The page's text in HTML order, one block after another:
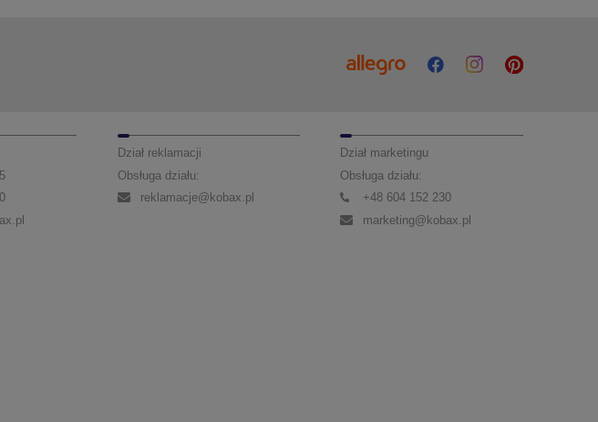
Dział reklamacji
Obsługa działu:
reklamacje@kobax.pl
Dział marketingu
Obsługa działu:
+48 604 152 230
marketing@kobax.pl